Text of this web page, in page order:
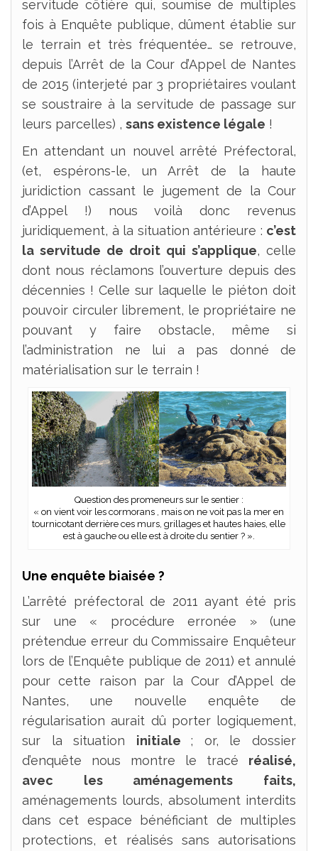
servitude côtière qui, soumise de multiples
fois à Enquête publique, dûment établie sur
le terrain et très fréquentée… se retrouve,
depuis l’Arrêt de la Cour d’Appel de Nantes
de 2015 (interjeté par 3 propriétaires voulant
se soustraire à la servitude de passage sur
leurs parcelles) , sans existence légale !
En attendant un nouvel arrêté Préfectoral,
(et, espérons-le, un Arrêt de la haute
juridiction cassant le jugement de la Cour
d’Appel !) nous voilà donc revenus
juridiquement, à la situation antérieure : c’est
la servitude de droit qui s’applique, celle
dont nous réclamons l’ouverture depuis des
décennies ! Celle sur laquelle le piéton doit
pouvoir circuler librement, le propriétaire ne
pouvant y faire obstacle, même si
l’administration ne lui a pas donné de
matérialisation sur le terrain !
Question des promeneurs sur le sentier :
« on vient voir les cormorans , mais on ne voit pas la mer en
tournicotant derrière ces murs, grillages et hautes haies, elle
est à gauche ou elle est à droite du sentier ? ».
Une enquête biaisée ?
L’arrêté préfectoral de 2011 ayant été pris
sur une « procédure erronée » (une
prétendue erreur du Commissaire Enquêteur
lors de l’Enquête publique de 2011) et annulé
pour cette raison par la Cour d’Appel de
Nantes, une nouvelle enquête de
régularisation aurait dû porter logiquement,
sur la situation initiale; or, le dossier
d’enquête nous montre le tracé réalisé,
avec les aménagements faits,
aménagements lourds, absolument interdits
dans cet espace bénéficiant de multiples
protections, et réalisés sans autorisations